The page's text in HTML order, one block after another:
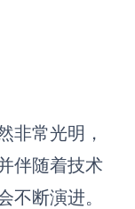
非常光明，
伴随着技术
不断演进。